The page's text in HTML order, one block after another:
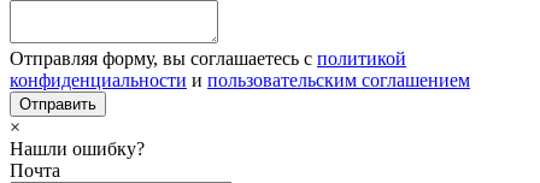
Отправляя форму, вы соглашаетесь с политикой
конфиденциальности и пользовательским соглашением
×
Нашли ошибку?
Почта